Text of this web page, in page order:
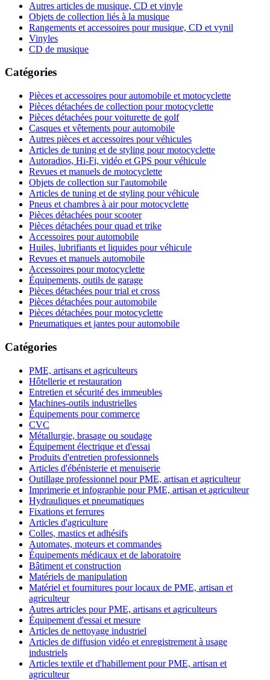
Autres articles de musique, CD et vinyle
Objets de collection liés à la musique
Rangements et accessoires pour musique, CD et vynil
Vinyles
CD de musique
Catégories
Pièces et accessoires pour automobile et motocyclette
Pièces détachées de collection pour motocyclette
Pièces détachées pour voiturette de golf
Casques et vêtements pour automobile
Autres pièces et accessoires pour véhicules
Articles de tuning et de styling pour motocyclette
Autoradios, Hi-Fi, vidéo et GPS pour véhicule
Revues et manuels de motocyclette
Objets de collection sur l'automobile
Articles de tuning et de styling pour véhicule
Pneus et chambres à air pour motocyclette
Pièces détachées pour scooter
Pièces détachées pour quad et trike
Accessoires pour automobile
Huiles, lubrifiants et liquides pour véhicule
Revues et manuels automobile
Accessoires pour motocyclette
Équipements, outils de garage
Pièces détachées pour trial et cross
Pièces détachées pour automobile
Pièces détachées pour motocyclette
Pneumatiques et jantes pour automobile
Catégories
PME, artisans et agriculteurs
Hôtellerie et restauration
Entretien et sécurité des immeubles
Machines-outils industrielles
Équipements pour commerce
CVC
Métallurgie, brasage ou soudage
Équipement électrique et d'essai
Produits d'entretien professionnels
Articles d'ébénisterie et menuiserie
Outillage professionnel pour PME, artisan et agriculteur
Imprimerie et infographie pour PME, artisan et agriculteur
Hydrauliques et pneumatiques
Fixations et ferrures
Articles d'agriculture
Colles, mastics et adhésifs
Automates, moteurs et commandes
Équipements médicaux et de laboratoire
Bâtiment et construction
Matériels de manipulation
Matériel et fournitures pour locaux de PME, artisan et
agriculteur
Autres artricles pour PME, artisans et agriculteurs
Équipement d'essai et mesure
Articles de nettoyage industriel
Articles de diffusion vidéo et enregistrement à usage
industriels
Articles textile et d'habillement pour PME, artisan et
agriculteur